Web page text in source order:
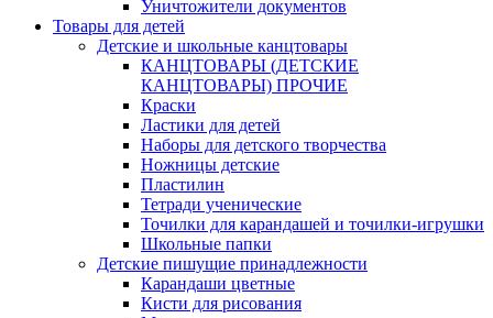
Уничтожители документов
Товары для детей
Детские и школьные канцтовары
КАНЦТОВАРЫ (ДЕТСКИЕ
КАНЦТОВАРЫ) ПРОЧИЕ
Краски
Ластики для детей
Наборы для детского творчества
Ножницы детские
Пластилин
Тетради ученические
Точилки для карандашей и точилки-игрушки
Школьные папки
Детские пишущие принадлежности
Карандаши цветные
Кисти для рисования